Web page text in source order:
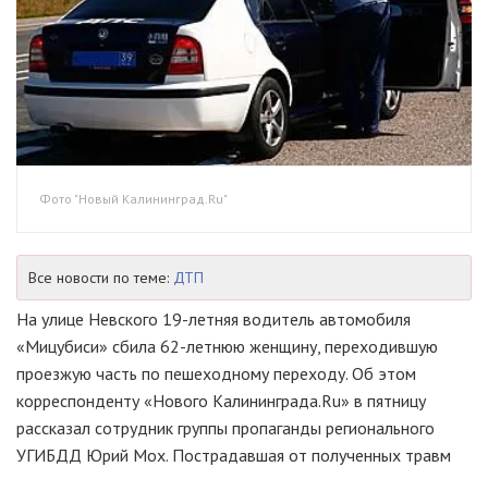
Фото "Новый Калининград.Ru"
Все новости по теме: ДТП
На улице Невского 19-летняя водитель автомобиля
«Мицубиси» сбила 62-летнюю женщину, переходившую
проезжую часть по пешеходному переходу. Об этом
корреспонденту «Нового Калининграда.Ru» в пятницу
рассказал сотрудник группы пропаганды регионального
УГИБДД Юрий Мох. Пострадавшая от полученных травм